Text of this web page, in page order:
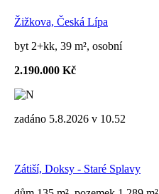
Žižkova, Česká Lípa
byt 2+kk, 39 m², osobní
2.190.000 Kč
zadáno 5.8.2026 v 10.52
Zátiší, Doksy - Staré Splavy